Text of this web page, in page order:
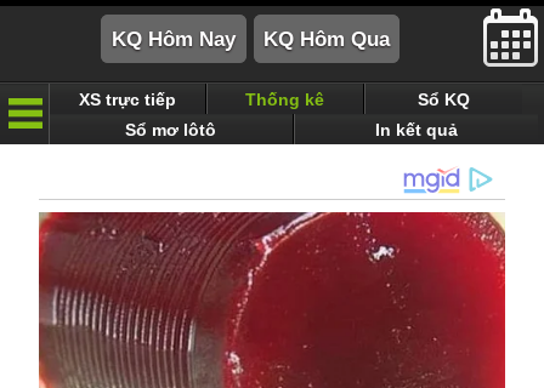
XS trực tiếp Thống kê
Sổ KQ
Sổ mơ lôtô
In kết quả